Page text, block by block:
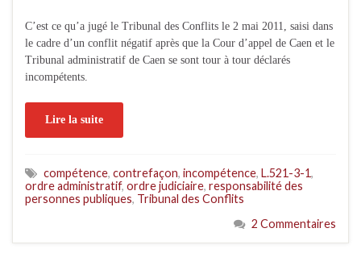
C’est ce qu’a jugé le Tribunal des Conflits le 2 mai 2011, saisi dans
le cadre d’un conflit négatif après que la Cour d’appel de Caen et le
Tribunal administratif de Caen se sont tour à tour déclarés
incompétents.
Lire la suite
compétence, contrefaçon, incompétence, L.521-3-1,
ordre administratif, ordre judiciaire, responsabilité des
personnes publiques, Tribunal des Conflits
2 Commentaires